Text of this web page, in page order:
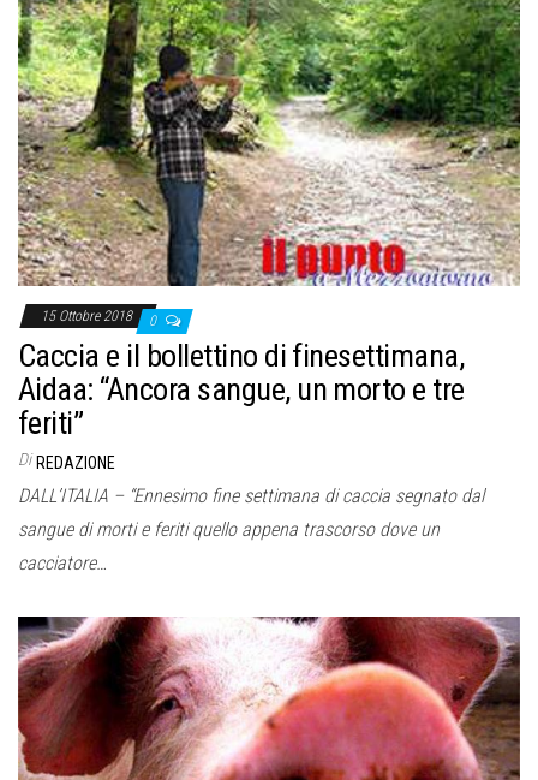
n
e
15 Ottobre 2018 0
Caccia e il bollettino di finesettimana,
Aidaa: “Ancora sangue, un morto e tre
feriti”
Di REDAZIONE
DALL’ITALIA – “Ennesimo fine settimana di caccia segnato dal
sangue di morti e feriti quello appena trascorso dove un
cacciatore…